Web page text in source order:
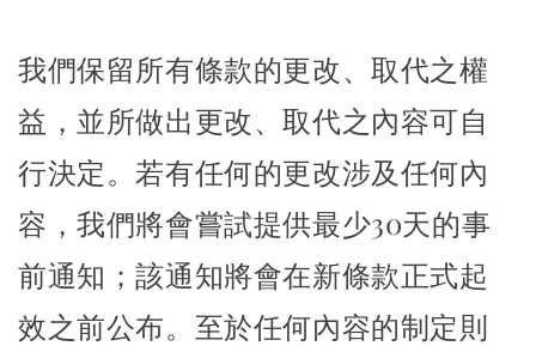
我們保留所有條款的更改、取代之權
益，並所做出更改、取代之內容可自
行決定。若有任何的更改涉及任何內
容，我們將會嘗試提供最少30天的事
前通知；該通知將會在新條款正式起
效之前公布。至於任何內容的制定則